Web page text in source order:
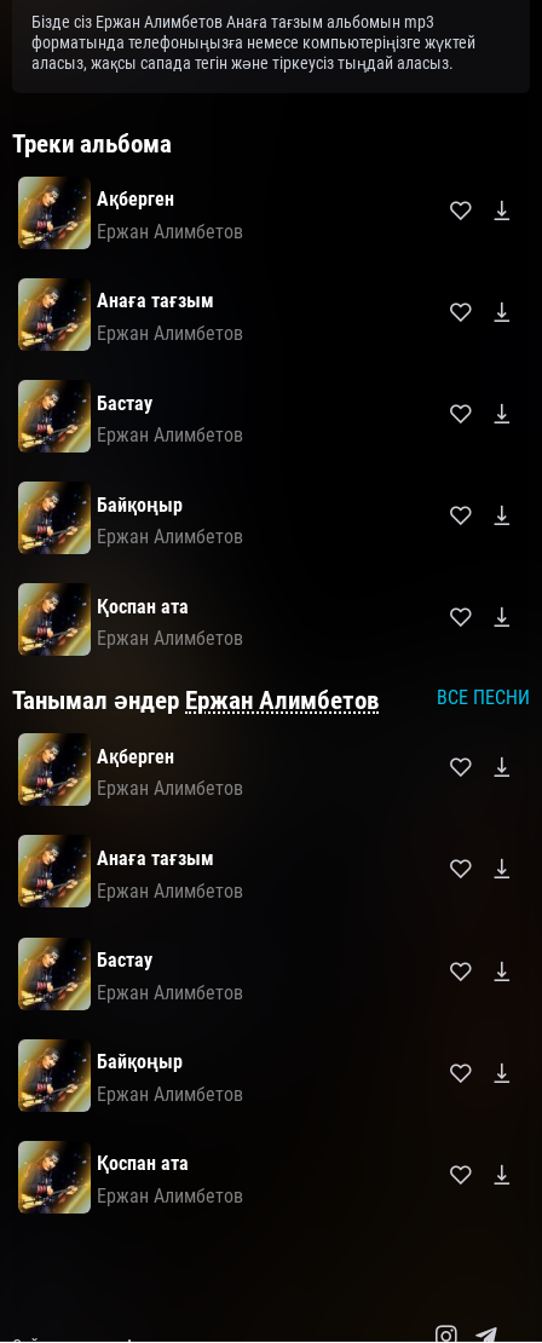
Бізде сіз Ержан Алимбетов Анаға тағзым альбомын mp3
форматында телефоныңызға немесе компьютеріңізге жүктей
аласыз, жақсы сапада тегін және тіркеусіз тыңдай аласыз.
Треки альбома
Ақберген
Ержан Алимбетов
Анаға тағзым
Ержан Алимбетов
Бастау
Ержан Алимбетов
Байқоңыр
Ержан Алимбетов
Қоспан ата
Ержан Алимбетов
Танымал әндер Ержан Алимбетов ВСЕ ПЕСНИ
Ақберген
Ержан Алимбетов
Анаға тағзым
Ержан Алимбетов
Бастау
Ержан Алимбетов
Байқоңыр
Ержан Алимбетов
Қоспан ата
Ержан Алимбетов